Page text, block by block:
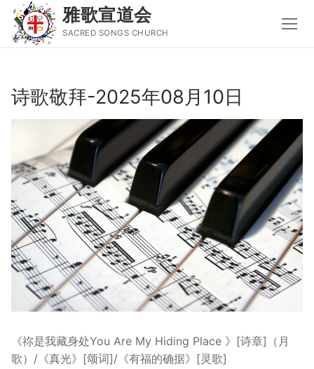
content
雅歌宣道会
SACRED SONGS CHURCH
Search
主页
主日讲道
圣经导读新唱
属灵书籍
聚会信息
音乐事工
宣教事工
神学研究
诗歌敬拜-2025年08月10日
《祢是我藏身处You Are My Hiding Place 》[诗章]（月
歌）/《真光》[颂词]/《有福的确据》[灵歌]